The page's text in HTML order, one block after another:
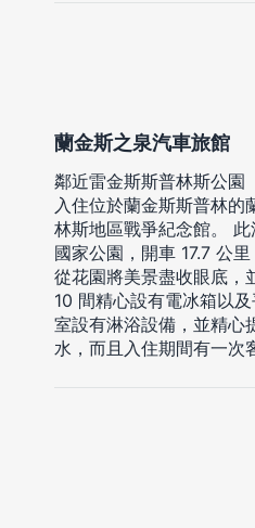
蘭金斯之泉汽車旅館
鄰近雷金斯斯普林斯公園
入住位於蘭金斯斯普林的
林斯地區戰爭紀念館。
國家公園，開車 17.7 公
從花園將美景盡收眼底，
10 間精心設有電冰箱以
室設有淋浴設備，並精心
水，而且入住期間有一次